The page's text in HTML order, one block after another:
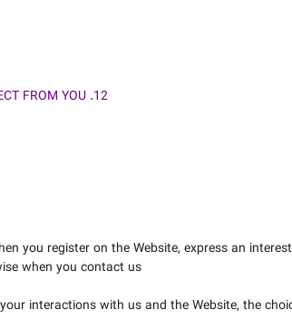
12. HOW CAN YOU REVIEW, UPDATE OR DELETE THE DATA WE COLLECT FROM YOU?
you register on theWebsite, express an
when you contact us.
interactions with us and theWebsite, the